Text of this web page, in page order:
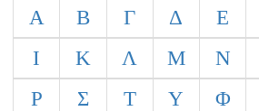
Α Β Γ Δ Ε
Ι
Κ Λ Μ Ν
Ρ
Σ Τ Υ Φ